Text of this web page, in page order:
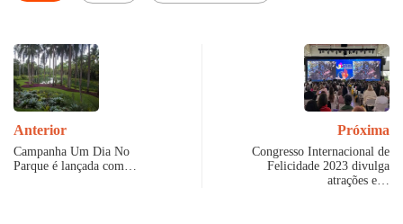
Anterior
Campanha Um Dia No
Parque é lançada com…
Próxima
Congresso Internacional de
Felicidade 2023 divulga
atrações e…